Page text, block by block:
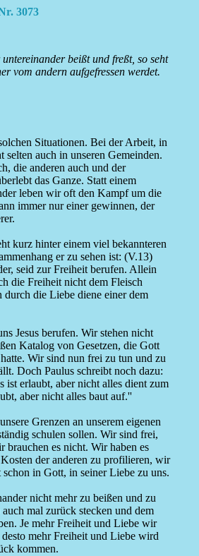
3073
beißt und freßt, so seht
vom andern aufgefressen werdet.
Situationen. Bei der Arbeit, in
selten auch in unseren Gemeinden.
die anderen auch und der
das Ganze. Statt einem
leben wir oft den Kampf um die
immer nur einer gewinnen, der
kurz hinter einem viel bekannteren
er zu sehen ist: (V.13)
seid zur Freiheit berufen. Allein
die Freiheit nicht dem Fleisch
durch die Liebe diene einer dem
Jesus berufen. Wir stehen nicht
Katalog von Gesetzen, die Gott
Wir sind nun frei zu tun und zu
Doch Paulus schreibt noch dazu:
erlaubt, aber nicht alles dient zum
aber nicht alles baut auf.''
Grenzen an unserem eigenen
schulen sollen. Wir sind frei,
brauchen es nicht. Wir haben es
der anderen zu profilieren, wir
schon in Gott, in seiner Liebe zu uns.
nicht mehr zu beißen und zu
mal zurück stecken und dem
Je mehr Freiheit und Liebe wir
desto mehr Freiheit und Liebe wird
kommen.